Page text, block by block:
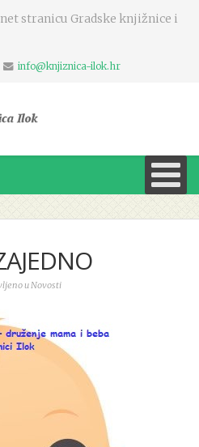
stranicu Gradske knjižnice i
info@knjiznica-ilok.hr
u Novosti